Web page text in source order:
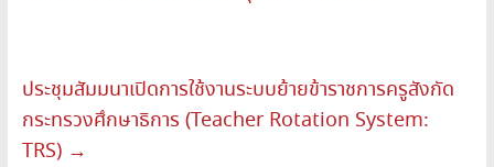
ประชุมสัมมนาเปิดการใช้งานระบบย้ายข้าราชการครูสังกัด
กระทรวงศึกษาธิการ (Teacher Rotation System:
TRS) →